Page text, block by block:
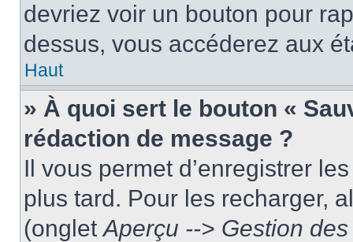
devriez voir un bouton pour
dessus, vous accéderez aux
Haut
» À quoi sert le bouton «
rédaction de message ?
Il vous permet d’enregistrer
plus tard. Pour les recharger,
(ongletAperçu --> Gestion